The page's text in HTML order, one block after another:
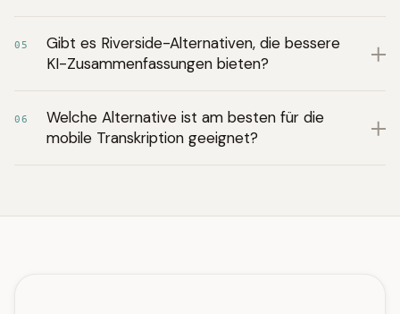
05
Gibt es Riverside-Alternativen, die bessere
KI-Zusammenfassungen bieten?
06
Welche Alternative ist am besten für die
mobile Transkription geeignet?